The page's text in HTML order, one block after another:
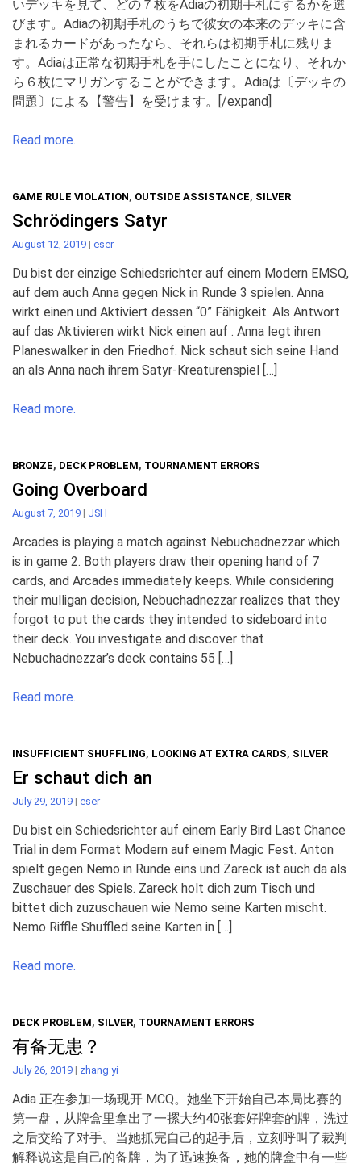
いデッキを見て、どの７枚をAdiaの初期手札にするかを選
びます。Adiaの初期手札のうちで彼女の本来のデッキに含
まれるカードがあったなら、それらは初期手札に残りま
す。Adiaは正常な初期手札を手にしたことになり、それか
ら６枚にマリガンすることができます。Adiaは〔デッキの
問題〕による【警告】を受けます。[/expand]
Read more.
GAME RULE VIOLATION, OUTSIDE ASSISTANCE, SILVER
Schrödingers Satyr
August 12, 2019 | eser
Du bist der einzige Schiedsrichter auf einem Modern EMSQ,
auf dem auch Anna gegen Nick in Runde 3 spielen. Anna
wirkt einen und Aktiviert dessen “0” Fähigkeit. Als Antwort
auf das Aktivieren wirkt Nick einen auf . Anna legt ihren
Planeswalker in den Friedhof. Nick schaut sich seine Hand
an als Anna nach ihrem Satyr-Kreaturenspiel […]
Read more.
BRONZE, DECK PROBLEM, TOURNAMENT ERRORS
Going Overboard
August 7, 2019 | JSH
Arcades is playing a match against Nebuchadnezzar which
is in game 2. Both players draw their opening hand of 7
cards, and Arcades immediately keeps. While considering
their mulligan decision, Nebuchadnezzar realizes that they
forgot to put the cards they intended to sideboard into
their deck. You investigate and discover that
Nebuchadnezzar’s deck contains 55 […]
Read more.
INSUFFICIENT SHUFFLING, LOOKING AT EXTRA CARDS, SILVER
Er schaut dich an
July 29, 2019 | eser
Du bist ein Schiedsrichter auf einem Early Bird Last Chance
Trial in dem Format Modern auf einem Magic Fest. Anton
spielt gegen Nemo in Runde eins und Zareck ist auch da als
Zuschauer des Spiels. Zareck holt dich zum Tisch und
bittet dich zuzuschauen wie Nemo seine Karten mischt.
Nemo Riffle Shuffled seine Karten in […]
Read more.
DECK PROBLEM, SILVER, TOURNAMENT ERRORS
有备无患？
July 26, 2019 | zhang yi
Adia 正在参加一场现开 MCQ。她坐下开始自己本局比赛的
第一盘，从牌盒里拿出了一摞大约40张套好牌套的牌，洗过
之后交给了对手。当她抓完自己的起手后，立刻呼叫了裁判
解释说这是自己的备牌，为了迅速换备，她的牌盒中有一些